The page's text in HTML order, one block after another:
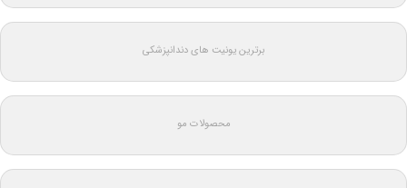
برترین یونیت های دندانپزشکی
محصولات مو